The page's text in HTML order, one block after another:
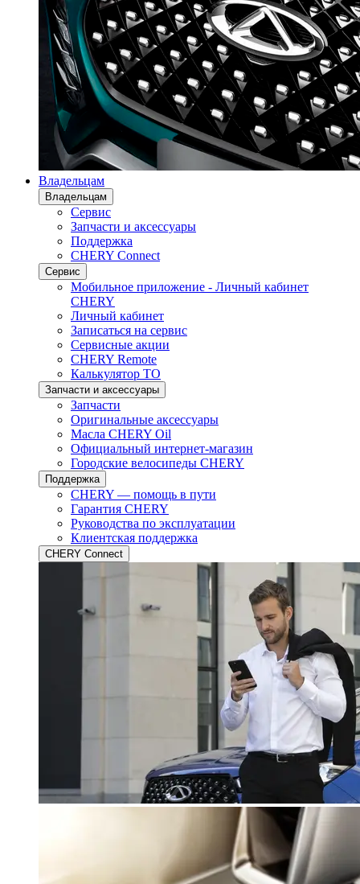
Владельцам
Владельцам
Сервис
Запчасти и аксессуары
Поддержка
CHERY Connect
Сервис
Мобильное приложение - Личный кабинет
CHERY
Личный кабинет
Записаться на сервис
Сервисные акции
CHERY Remote
Калькулятор ТО
Запчасти и аксессуары
Запчасти
Оригинальные аксессуары
Масла CHERY Oil
Официальный интернет-магазин
Городские велосипеды CHERY
Поддержка
CHERY — помощь в пути
Гарантия CHERY
Руководства по эксплуатации
Клиентская поддержка
CHERY Connect